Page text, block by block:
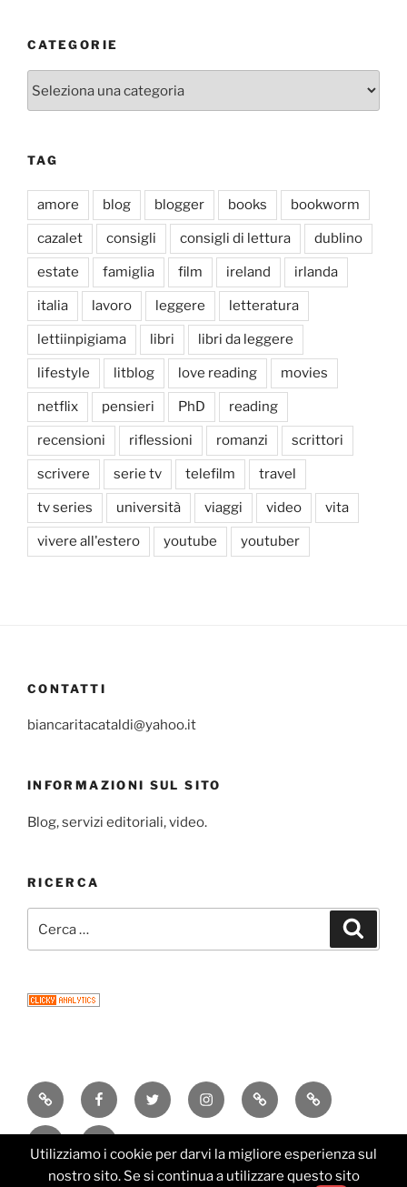
CATEGORIE
TAG
amore blog blogger books bookworm
cazalet consigli consigli di lettura dublino
estate famiglia film ireland irlanda
italia lavoro leggere letteratura
lettiinpigiama libri libri da leggere
lifestyle litblog love reading movies
netflix pensieri PhD reading
recensioni riflessioni romanzi scrittori
scrivere serie tv telefilm travel
tv series università viaggi video vita
vivere all'estero youtube youtuber
CONTATTI
biancaritacataldi@yahoo.it
INFORMAZIONI SUL SITO
Blog, servizi editoriali, video.
RICERCA
Consigli
di
lettura
FacebookTwitter InstagramEmail Newsletter
ResearchEditorial
Services
Utilizziamo i cookie per darvi la migliore esperienza sul
nostro sito. Se si continua a utilizzare questo sito